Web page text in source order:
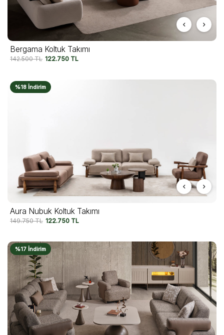
Bergama Koltuk Takımı
142.500TL 122.750 TL
%18 İndirim
Aura Nubuk Koltuk Takımı
149.750TL 122.750 TL
%17 İndirim